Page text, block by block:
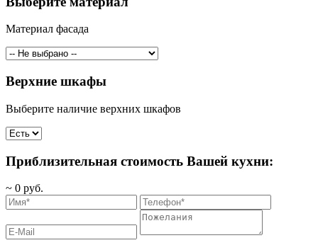
Материал фасада
Верхние шкафы
Выберите наличие верхних шкафов
Приблизительная стоимость Вашей кухни:
~ 0 руб.